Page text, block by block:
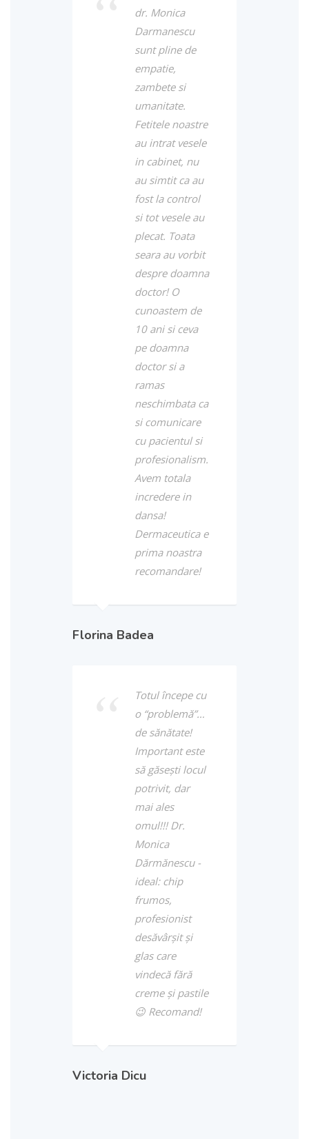
dr. Monica
Darmanescu
sunt pline de
empatie,
zambete si
umanitate.
Fetitele noastre
au intrat vesele
in cabinet, nu
au simtit ca au
fost la control
si tot vesele au
plecat. Toata
seara au vorbit
despre doamna
doctor! O
cunoastem de
10 ani si ceva
pe doamna
doctor si a
ramas
neschimbata ca
si comunicare
cu pacientul si
profesionalism.
Avem totala
incredere in
dansa!
Dermaceutica e
prima noastra
recomandare!
Florina Badea
Totul începe cu
o “problemă”…
de sănătate!
Important este
să găseşti locul
potrivit, dar
mai ales
omul!!! Dr.
Monica
Dărmănescu -
ideal: chip
frumos,
profesionist
desăvârşit şi
glas care
vindecă fără
creme şi pastile
😉 Recomand!
Victoria Dicu